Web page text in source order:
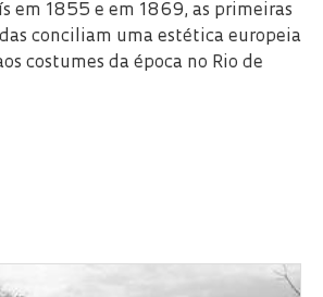
em 1855 e em 1869, as primeiras
conciliam uma estética europeia
costumes da época no Rio de